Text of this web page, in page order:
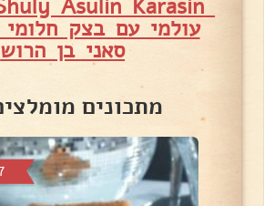
עולמי עם בצק חלומי
סאני בן הרוש
מתכונים